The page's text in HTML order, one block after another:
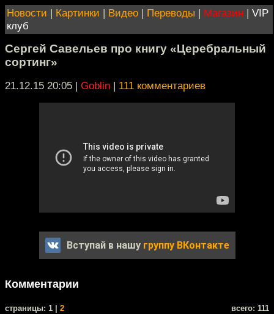
Новости | Картинки | Видео | Переводы | Магазин | VIP
клуб
Сергей Савельев про книгу «Церебральный
сортинг»
21.12.15 20:05 | Goblin | 111 комментариев
Вступай в нашу группу ВКонтакте
Комментарии
cтраницы: 1 | 2 всего: 111